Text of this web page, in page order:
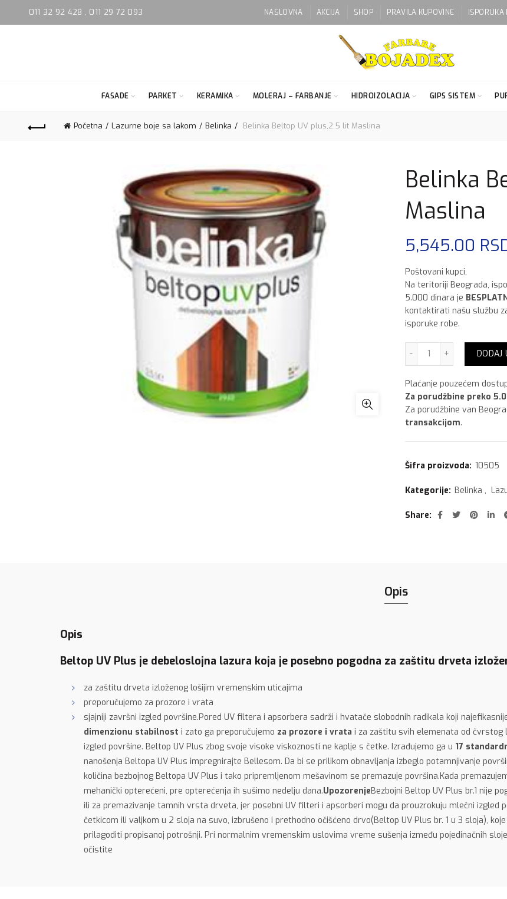
011 32 92 428 , 011 29 72 093 NASLOVNA AKCIJA SHOP PRAVILA KUPOVINE ISPORUKA
FASADE PARKET KERAMIKA MOLERAJ – FARBANJE HIDROIZOLACIJA GIPS SISTEM
Početna Lazurne boje sa lakom Belinka Belinka Beltop UV plus,2.5 lit Maslina
Belinka
Maslina
5,545.00
Poštovani kupci,
Na teritoriji Beograda,
5.000 dinara je
kontaktirati našu službu
isporuke robe.
Belinka Beltop UV
DODAJ
Plaćanje pouzećem
Za porudžbine preko
Za porudžbine van
transakcijom.
Šifra proizvoda: 10505
Kategorije: Belinka ,
Share
Opis
Opis
Beltop UV Plus je debeloslojna lazura koja je posebno pogodna za zaštitu drveta
za zaštitu drveta izloženog lošijim vremenskim uticajima
preporučujemo za prozore i vrata
sjajniji završni izgled površine.Pored UV filtera i apsorbera sadrži i hvatače slobodnih radikala koji
dimenzionu stabilnost i zato ga preporučujemo za prozore i vrata i za zaštitu svih elemenata od čvrstog
izgled površine. Beltop UV Plus zbog svoje visoke viskoznosti ne kaplje s četke. Izrađujemo ga u 17
nanošenja Beltopa UV Plus impregnirajte Bellesom. Da bi se prilikom obnavljanja izbeglo potamnjivanje
količina bezbojnog Beltopa UV Plus i tako pripremljenom mešavinom se premazuje površina.Kada
mehanički opterećeni, pre opterećenja ih sušimo nedelju dana.UpozorenjeBezbojni Beltop UV Plus br.1 nije
ili za premazivanje tamnih vrsta drveta, jer posebni UV filteri i apsorberi mogu da prouzrokuju mlečni izgled
četkicom ili valjkom u 2 sloja na suvo, izbrušeno i prethodno očišćeno drvo(Beltop UV Plus br. 1 u 3 sloja),
prilagoditi propisanoj potrošnji. Pri normalnim vremenskim uslovima vreme sušenja između pojedinačnih
očistite